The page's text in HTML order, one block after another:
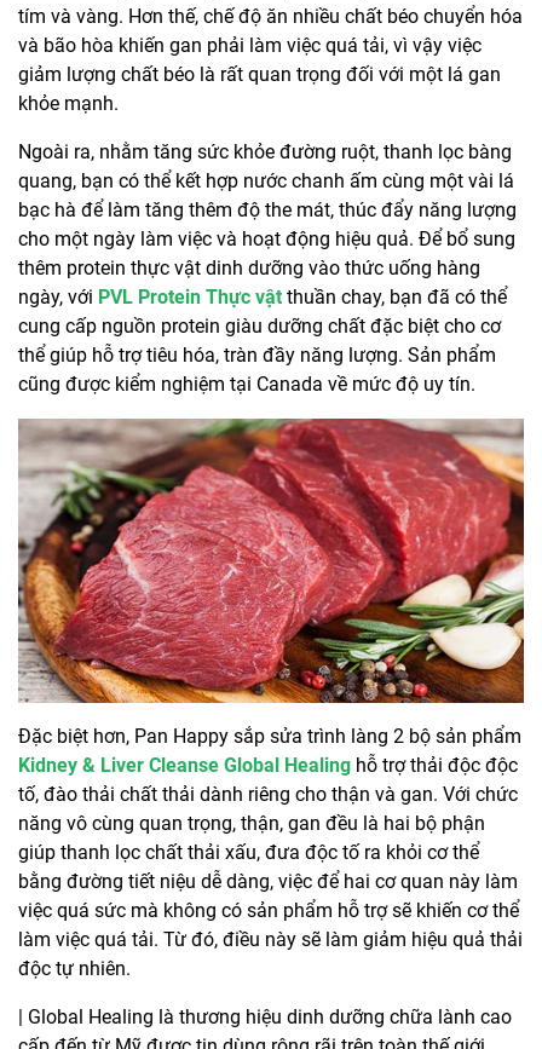
tím và vàng. Hơn thế, chế độ ăn nhiều chất béo chuyển hóa
và bão hòa khiến gan phải làm việc quá tải, vì vậy việc
giảm lượng chất béo là rất quan trọng đối với một lá gan
khỏe mạnh.
Ngoài ra, nhằm tăng sức khỏe đường ruột, thanh lọc bàng
quang, bạn có thể kết hợp nước chanh ấm cùng một vài lá
bạc hà để làm tăng thêm độ the mát, thúc đẩy năng lượng
cho một ngày làm việc và hoạt động hiệu quả. Để bổ sung
thêm protein thực vật dinh dưỡng vào thức uống hàng
ngày, với PVL Protein Thực vật thuần chay, bạn đã có thể
cung cấp nguồn protein giàu dưỡng chất đặc biệt cho cơ
thể giúp hỗ trợ tiêu hóa, tràn đầy năng lượng. Sản phẩm
cũng được kiểm nghiệm tại Canada về mức độ uy tín.
Đặc biệt hơn, Pan Happy sắp sửa trình làng 2 bộ sản phẩm
Kidney & Liver Cleanse Global Healing hỗ trợ thải độc độc
tố, đào thải chất thải dành riêng cho thận và gan. Với chức
năng vô cùng quan trọng, thận, gan đều là hai bộ phận
giúp thanh lọc chất thải xấu, đưa độc tố ra khỏi cơ thể
bằng đường tiết niệu dễ dàng, việc để hai cơ quan này làm
việc quá sức mà không có sản phẩm hỗ trợ sẽ khiến cơ thể
làm việc quá tải. Từ đó, điều này sẽ làm giảm hiệu quả thải
độc tự nhiên.
| Global Healing là thương hiệu dinh dưỡng chữa lành cao